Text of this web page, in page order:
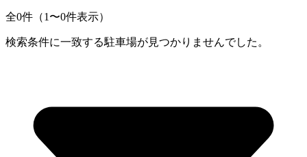
全0件（1〜0件表示）
検索条件に一致する駐車場が見つかりませんでした。